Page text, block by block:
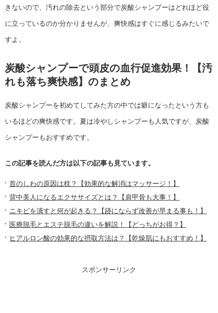
きないので、汚れの除去という部分で炭酸シャンプーはどれほど役
に立っているのか分かりませんが、爽快感はすぐに感じるみたいで
すよ。
炭酸シャンプーで頭皮の血行促進効果！【汚
れも落ち爽快感】のまとめ
炭酸シャンプーを初めてしてみた方の中では癖になったという方も
いるほどの爽快感です。夏は冷やしシャンプーも人気ですが、炭酸
シャンプーもおすすめです。
この記事を読んだ方は以下の記事も見ています。
首のしわの原因は枕？【効果的な解消はマッサージ！】
背中美人になるエクササイズとは？【肩甲骨も大事！】
ニキビを潰すと何が起きる？【跡にならず改善が早まる事も！】
医療脱毛とエステ脱毛の違いを解説！【どっちがお得？】
ヒアルロン酸の効果的な摂取方法は？【乾燥肌にもおすすめ！】
スポンサーリンク